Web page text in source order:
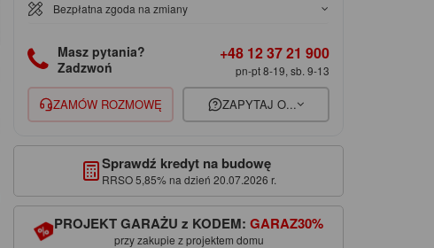
Bezpłatna zgoda na zmiany
Masz pytania?
Zadzwoń
+48 12 37 21 900
pn-pt 8-19, sb. 9-13
ZAMÓW ROZMOWĘ ZAPYTAJ O...
Sprawdź kredyt na budowę
RRSO 5,85% na dzień 20.07.2026 r.
PROJEKT GARAŻU z KODEM:GARAZ30%
przy zakupie z projektem domu